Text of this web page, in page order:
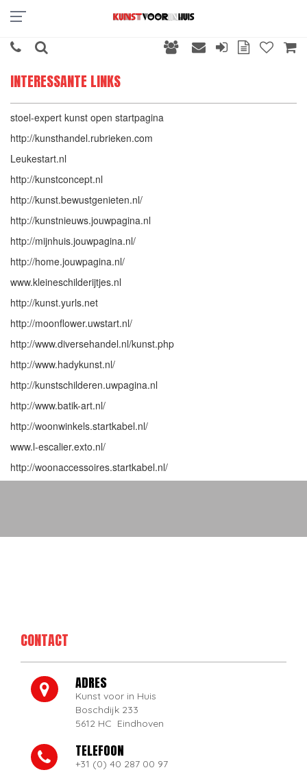
INTERESSANTE LINKS
stoel-expert kunst open startpagina
http://kunsthandel.rubrieken.com
Leukestart.nl
http://kunstconcept.nl
http://kunst.bewustgenieten.nl/
http://kunstnieuws.jouwpagina.nl
http://mijnhuis.jouwpagina.nl/
http://home.jouwpagina.nl/
www.kleineschilderijtjes.nl
http://kunst.yurls.net
http://moonflower.uwstart.nl/
http://www.diversehandel.nl/kunst.php
http://www.hadykunst.nl/
http://kunstschilderen.uwpagina.nl
http://www.batik-art.nl/
http://woonwinkels.startkabel.nl/
www.l-escalier.exto.nl/
http://woonaccessoires.startkabel.nl/
CONTACT
ADRES
Kunst voor in Huis
Boschdijk 233
5612 HC Eindhoven
TELEFOON
+31 (0) 40 287 00 97